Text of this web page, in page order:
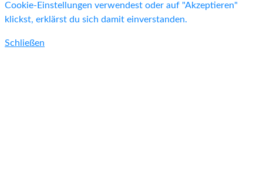
Cookie-Einstellungen verwendest oder auf "Akzeptieren"
klickst, erklärst du sich damit einverstanden.
Schließen